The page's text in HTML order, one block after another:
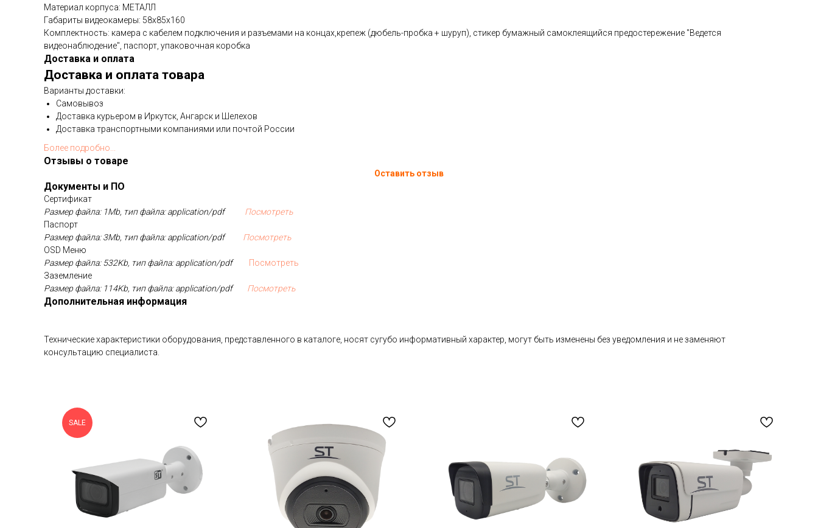
Материал корпуса: МЕТАЛЛ
Габариты видеокамеры: 58х85х160
Комплектность: камера с кабелем подключения и разъемами на концах,крепеж (дюбель-пробка + шуруп), cтикер бумажный самоклеящийся предостережение "Ведется
видеонаблюдение", паспорт, упаковочная коробка
Доставка и оплата
Доставка и оплата товара
Варианты доставки:
Самовывоз
Доставка курьером в Иркутск, Ангарск и Шелехов
Доставка транспортными компаниями или почтой России
Более подробно...
Отзывы о товаре
Оставить отзыв
Документы и ПО
Сертификат
Размер файла: 1Mb, тип файла: application/pdf Посмотреть
Паспорт
Размер файла: 3Mb, тип файла: application/pdf Посмотреть
OSD Меню
Размер файла: 532Kb, тип файла: application/pdf
Посмотреть
Заземление
Размер файла: 114Kb, тип файла: application/pdf Посмотреть
Дополнительная информация
Технические характеристики оборудования, представленного в каталоге, носят сугубо информативный характер, могут быть изменены без уведомления и не заменяют
консультацию специалиста.
SALE